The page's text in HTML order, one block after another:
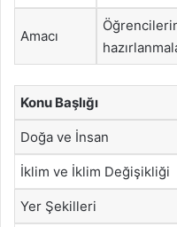
Amacı
Konu Başlığı
Doğa ve İnsan
İklim ve İklim Değişikliği
Yer Şekilleri